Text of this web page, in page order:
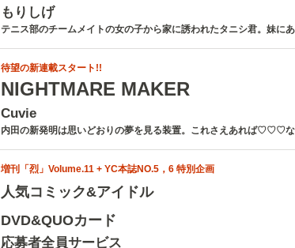
もりしげ
テニス部のチームメイトの女の子から家に誘われたタニシ君。妹に
待望の新連載スタート!!
NIGHTMARE MAKER
Cuvie
内田の新発明は思いどおりの夢を見る装置。これさえあれば♡♡♡
増刊「烈」Volume.11 + YC本誌NO.5，6 特別企画
人気コミック&アイドル
DVD&QUOカード
応募者全員サービス